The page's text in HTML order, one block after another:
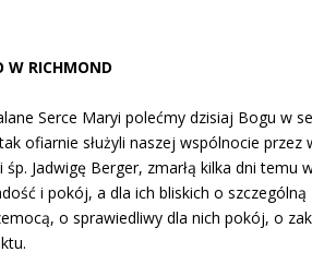
W RICHMOND
Serce Maryi polećmy dzisiaj Bogu w
ofiarnie służyli naszej wspólnocie
śp. Jadwigę Berger, zmarłą kilka dni
i pokój, a dla ich bliskich o
o sprawiedliwy dla nich pokój, o